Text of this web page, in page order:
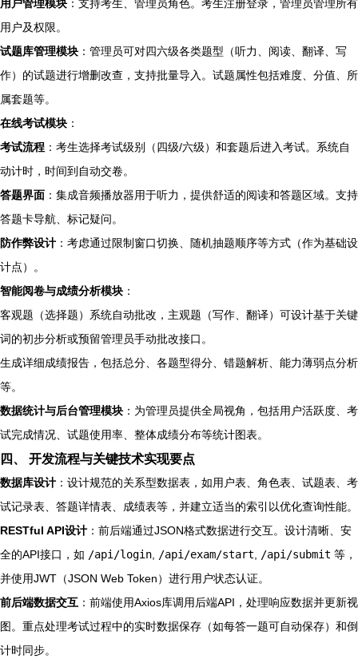
用户管理模块 ：支持考生、管理员角色。考生注册登录，管理员管理所有
用户及权限。
试题库管理模块 ：管理员可对四六级各类题型（听力、阅读、翻译、写
作）的试题进行增删改查，支持批量导入。试题属性包括难度、分值、所
属套题等。
在线考试模块 ：
考试流程 ：考生选择考试级别（四级/六级）和套题后进入考试。系统自
动计时，时间到自动交卷。
答题界面 ：集成音频播放器用于听力，提供舒适的阅读和答题区域。支持
答题卡导航、标记疑问。
防作弊设计 ：考虑通过限制窗口切换、随机抽题顺序等方式（作为基础设
计点）。
智能阅卷与成绩分析模块 ：
客观题（选择题）系统自动批改，主观题（写作、翻译）可设计基于关键
词的初步分析或预留管理员手动批改接口。
生成详细成绩报告，包括总分、各题型得分、错题解析、能力薄弱点分析
等。
数据统计与后台管理模块 ：为管理员提供全局视角，包括用户活跃度、考
试完成情况、试题使用率、整体成绩分布等统计图表。
四、 开发流程与关键技术实现要点
数据库设计 ：设计规范的关系型数据表，如用户表、角色表、试题表、考
试记录表、答题详情表、成绩表等，并建立适当的索引以优化查询性能。
RESTful API设计 ：前后端通过JSON格式数据进行交互。设计清晰、安
全的API接口，如 /api/login /api/exam/start /api/submit 等，
并使用JWT（JSON Web Token）进行用户状态认证。
前后端数据交互 ：前端使用Axios库调用后端API，处理响应数据并更新视
图。重点处理考试过程中的实时数据保存（如每答一题可自动保存）和倒
计时同步。